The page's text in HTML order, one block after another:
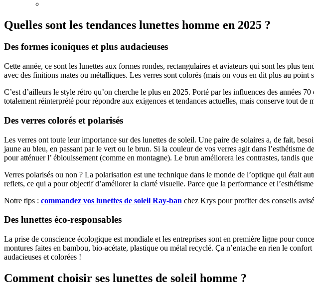
Quelles sont les tendances lunettes homme en 2025 ?
Des formes iconiques et plus audacieuses
Cette année, ce sont les lunettes aux formes rondes, rectangulaires et aviateurs qui sont les plus
avec des finitions mates ou métalliques. Les verres sont colorés (mais on vous en dit plus au point
C’est d’ailleurs le style rétro qu’on cherche le plus en 2025. Porté par les influences des années
totalement réinterprété pour répondre aux exigences et tendances actuelles, mais conserve tout de
Des verres colorés et polarisés
Les verres ont toute leur importance sur des lunettes de soleil. Une paire de solaires a, de fait,
jaune au bleu, en passant par le vert ou le brun. Si la couleur de vos verres agit dans
pour atténuer l’ éblouissement (comme en montagne). Le brun améliorera les contrastes, tandis
Verres polarisés ou non ? La polarisation est une technique dans le monde de l’optique qui était
reflets, ce qui a pour objectif d’améliorer la clarté visuelle. Parce que la performance et
Notre tips : commandez vos lunettes de soleil Ray-ban chez Krys pour profiter des conseils
Des lunettes éco-responsables
La prise de conscience écologique est mondiale et les entreprises sont en première ligne pour
montures faites en bambou, bio-acétate, plastique ou métal recyclé. Ça n’entache en rien le
audacieuses et colorées !
Comment choisir ses lunettes de soleil homme ?